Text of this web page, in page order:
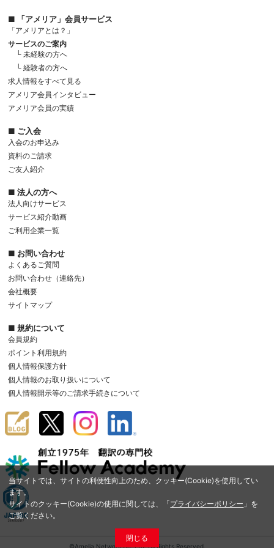
当サイトでは、サイトの利便性向上のため、クッキー(Cookie)を使用してい
ます。
サイトのクッキー(Cookie)の使用に関しては、「プライバシーポリシー 」を
ご覧ください。
閉じる
■ 「アメリア」会員サービス
「アメリアとは？」
サービスのご案内
└ 未経験の方へ
└ 経験者の方へ
求人情報をすべて見る
アメリア会員インタビュー
アメリア会員の実績
■ ご入会
入会のお申込み
資料のご請求
ご友人紹介
■ 法人の方へ
法人向けサービス
サービス紹介動画
ご利用企業一覧
■ お問い合わせ
よくあるご質問
お問い合わせ（連絡先）
会社概要
サイトマップ
■ 規約について
会員規約
ポイント利用規約
個人情報保護方針
個人情報のお取り扱いについて
個人情報開示等のご請求手続きについて
©Amelia Network Co.,Ltd. All Rights Reserved.